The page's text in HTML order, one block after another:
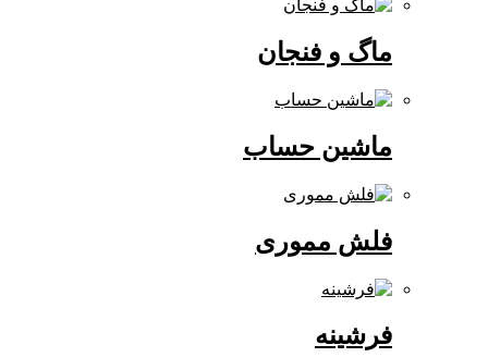
ماگ و فنجان
ماشین حساب
فلش مموری